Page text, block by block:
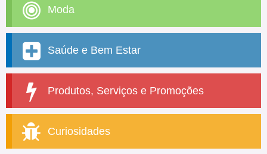
Moda
Saúde e Bem Estar
Produtos, Serviços e Promoções
Curiosidades